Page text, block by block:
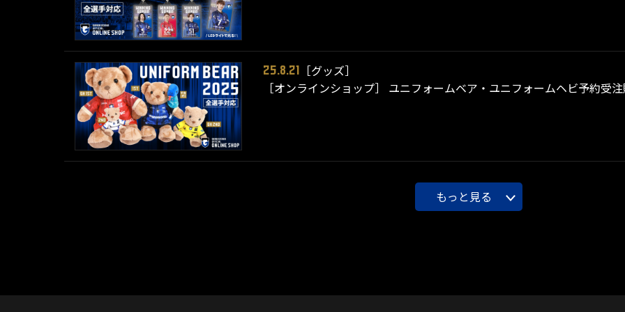
25.8.21
［グッズ］
［オンラインショップ］ ユニフォームベア・ユニフォームヘビ予約受
もっと見る